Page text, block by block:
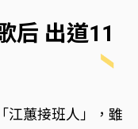
后 出道11
江蕙接班人」，雖